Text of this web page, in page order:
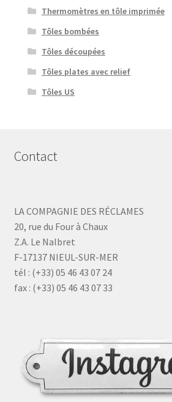
Thermomètres en tôle imprimée
Tôles bombées
Tôles découpées
Tôles plates avec relief
Tôles US
Contact
LA COMPAGNIE DES RÉCLAMES
20, rue du Four à Chaux
Z.A. Le Nalbret
F-17137 NIEUL-SUR-MER
tél : (+33) 05 46 43 07 24
fax : (+33) 05 46 43 07 33